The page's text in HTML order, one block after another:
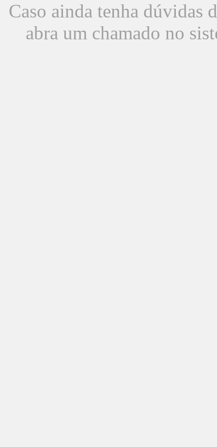
Caso ainda tenha dúvidas
abra um chamado no